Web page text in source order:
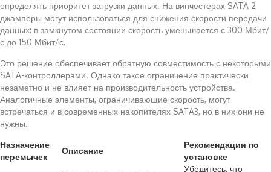
определять приоритет загрузки данных. На винчестерах SATA 2
джамперы могут использоваться для снижения скорости передачи
данных: в замкнутом состоянии скорость уменьшается с 300 Мбит/
с до 150 Мбит/с.
Это решение обеспечивает обратную совместимость с некоторыми
SATA-контроллерами. Однако такое ограничение практически
незаметно и не влияет на производительность устройства.
Аналогичные элементы, ограничивающие скорость, могут
встречаться и в современных накопителях SATA3, но в них они не
нужны.
Назначение
перемычек
Описание
Рекомендации по
установке
Убедитесь, что